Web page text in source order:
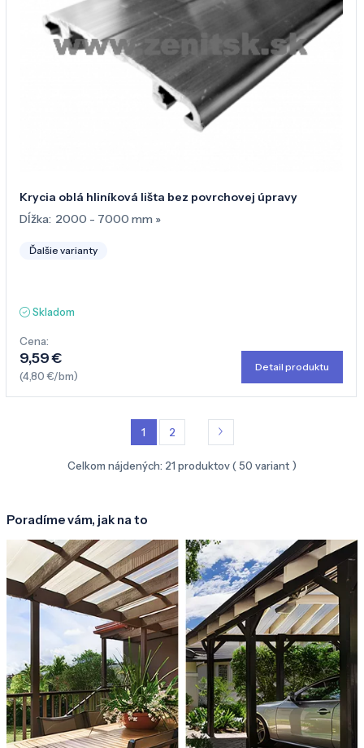
Krycia oblá hliníková lišta bez povrchovej úpravy
Dĺžka: 2000 - 7000 mm »
Ďalšie varianty
Skladom
Cena:
9,59 €
(4,80 €/bm)
Detail produktu
1 2
Celkom nájdených: 21 produktov (50 variant )
Poradíme vám, jak na to